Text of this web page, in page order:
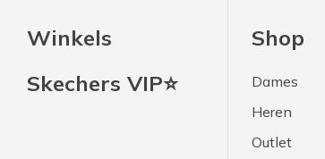
Winkels
Skechers VIP⭐
Shop
Dames
Heren
Outlet